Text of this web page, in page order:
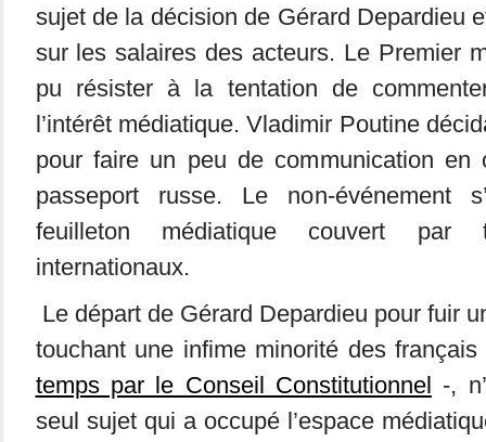
sujet de la décision de Gérard Depardieu
sur les salaires des acteurs. Le Premier
pu résister à la tentation de
l’intérêt médiatique. Vladimir Poutine
pour faire un peu de communication en
passeport russe. Le non-événement
feuilleton médiatique couvert
internationaux.
Le départ de Gérard Depardieu pour fuir
touchant une infime minorité des
temps par le Conseil Constitutionnel -,
seul sujet qui a occupé l’espace